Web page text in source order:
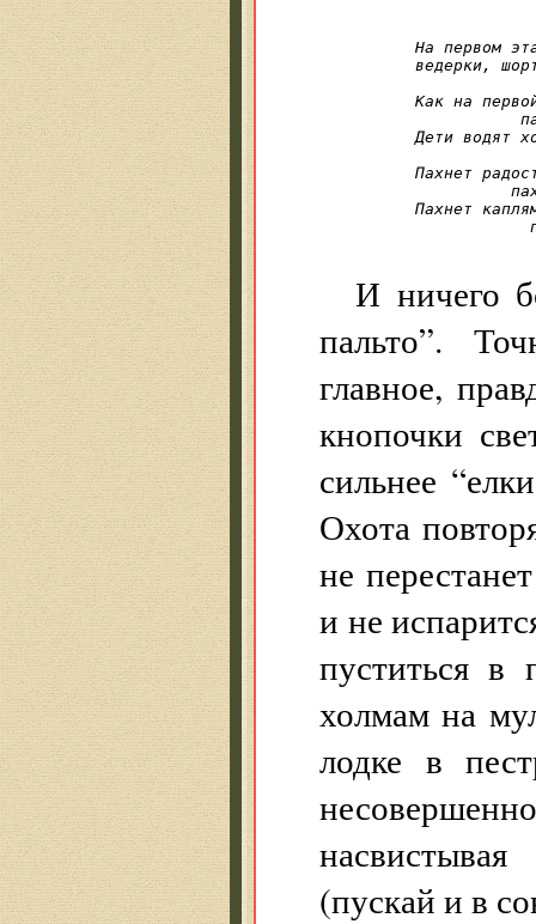
На первом
ведерки,
Как на
Дети водят
Пахнет
Пахнет
И ничего
пальто”.
главное,
кнопочки
сильнее
Охота
не
и не
пуститься в
холмам на
лодке в
(пускай и в